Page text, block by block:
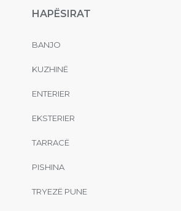
HAPËSIRAT
BANJO
KUZHINË
ENTERIER
EKSTERIER
TARRACË
PISHINA
TRYEZË PUNE